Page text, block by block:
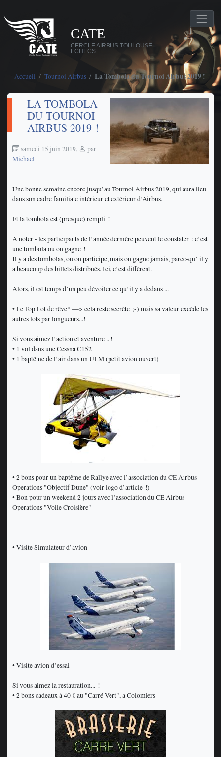
CATE
CERCLE AIRBUS TOULOUSE
ECHECS
Accueil Tournoi Airbus La Tombola du Tournoi Airbus 2019 !
LA TOMBOLA
DU TOURNOI
AIRBUS 2019 !
samedi 15 juin 2019,
par
Michael
Une bonne semaine encore jusqu’au Tournoi Airbus 2019, qui aura lieu
dans son cadre familiale intérieur et extérieur d’Airbus.
Et la tombola est (presque) rempli !
A noter - les participants de l’année dernière peuvent le constater : c’est
une tombola ou on gagne !
Il y a des tombolas, ou on participe, mais on gagne jamais, parce-qu’ il y
a beaucoup des billets distribués. Ici, c’est diffèrent.
Alors, il est temps d’un peu dévoiler ce qu’il y a dedans ...
• Le Top Lot de rêve* —> cela reste secrète ;-) mais sa valeur excède les
autres lots par longueurs...!
Si vous aimez l’action et aventure ...!
• 1 vol dans une Cessna C152
• 1 baptême de l’air dans un ULM (petit avion ouvert)
• 2 bons pour un baptême de Rallye avec l’association du CE Airbus
Operations "Objectif Dune" (voir logo d’article !)
• Bon pour un weekend 2 jours avec l’association du CE Airbus
Operations "Voile Croisière"
• Visite Simulateur d’avion
• Visite avion d’essai
Si vous aimez la restauration... !
• 2 bons cadeaux à 40 € au "Carré Vert", a Colomiers